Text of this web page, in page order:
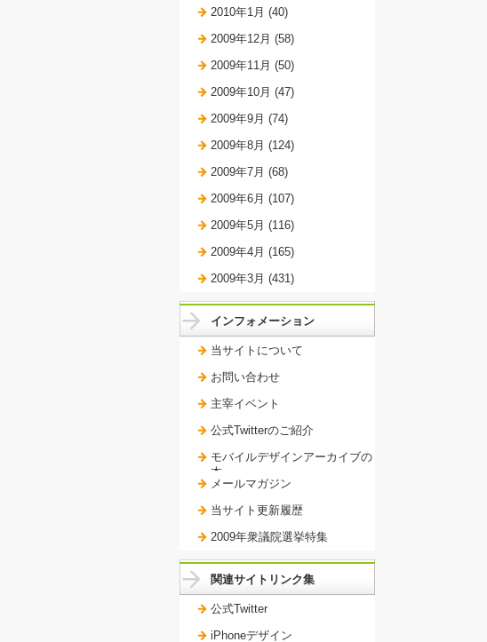
2010年1月 (40)
2009年12月 (58)
2009年11月 (50)
2009年10月 (47)
2009年9月 (74)
2009年8月 (124)
2009年7月 (68)
2009年6月 (107)
2009年5月 (116)
2009年4月 (165)
2009年3月 (431)
インフォメーション
当サイトについて
お問い合わせ
主宰イベント
公式Twitterのご紹介
モバイルデザインアーカイブの
本。
メールマガジン
当サイト更新履歴
2009年衆議院選挙特集
関連サイトリンク集
公式Twitter
iPhoneデザイン